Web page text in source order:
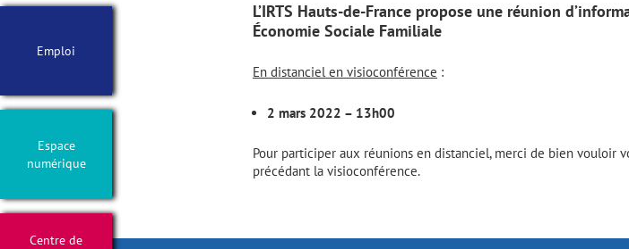
Emploi
Espace
numérique
Centre de
L’IRTS Hauts-de-France propose une réunion
Économie Sociale Familiale
En distanciel en visioconférence :
2 mars 2022 – 13h00
Pour participer aux réunions en distanciel, merci de bien
précédant la visioconférence.